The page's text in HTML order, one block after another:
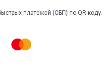
платежей (СБП) по QR-коду.